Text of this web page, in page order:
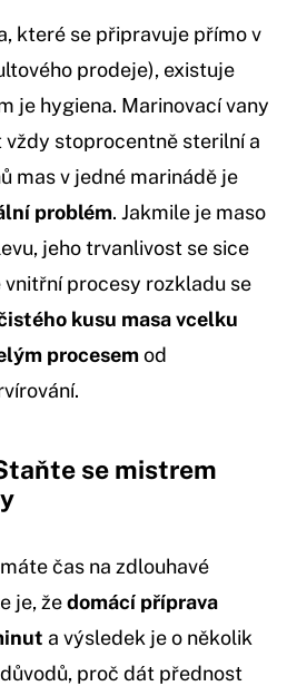
které se připravuje přímo v
prodeje), existuje
je hygiena. Marinovací vany
vždy stoprocentně sterilní a
mas v jedné marinádě je
problém. Jakmile je maso
jeho trvanlivost se sice
procesy rozkladu se
kusu masa vcelku
procesemod
se mistrem
čas na zdlouhavé
je, žedomácí příprava
a výsledek je o několik
proč dát přednost